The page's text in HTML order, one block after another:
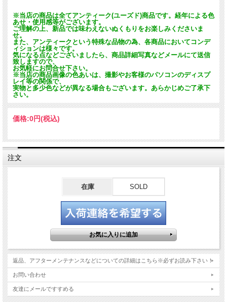
※当店の商品は全てアンティーク(ユーズド)商品です。経年による色
あせ・使用感等がございます。
ご理解の上、新品では味わえないぬくもりをお楽しみくださいま
せ。
また、アンティークという特殊な品物の為、各商品においてコンデ
ィションは様々です。
気になる点などございましたら、商品詳細写真などメールにて送信
致しますので、
お気軽にお問合せ下さい。
※当店の商品画像の色あいは、撮影やお客様のパソコンのディスプ
レイ等の関係で、
実物と多少色などが異なる場合もございます。あらかじめご了承下
さい。
価格:0円(税込)
注文
在庫 SOLD
返品、アフターメンテナンスなどについての詳細はこちら※必ずお読み下さい！
お問い合わせ
友達にメールですすめる